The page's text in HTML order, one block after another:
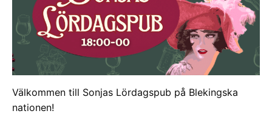
Välkommen till Sonjas Lördagspub på Blekingska
nationen!